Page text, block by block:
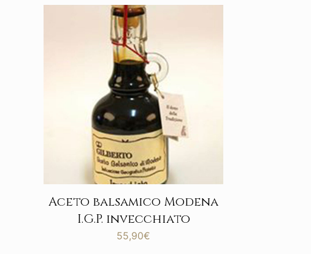
Aceto balsamico Modena
I.G.P. invecchiato
55,90€